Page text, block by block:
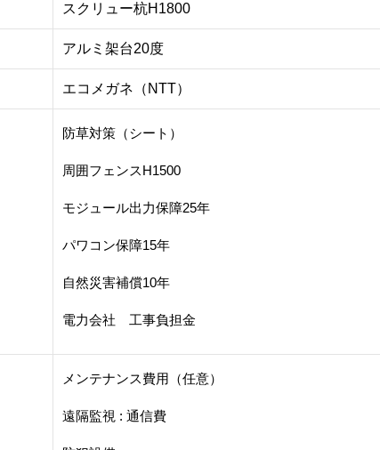
スクリュー杭H1800
アルミ架台20度
エコメガネ（NTT）
防草対策（シート）
周囲フェンスH1500
モジュール出力保障25年
パワコン保障15年
自然災害補償10年
電力会社 工事負担金
メンテナンス費用（任意）
遠隔監視 : 通信費